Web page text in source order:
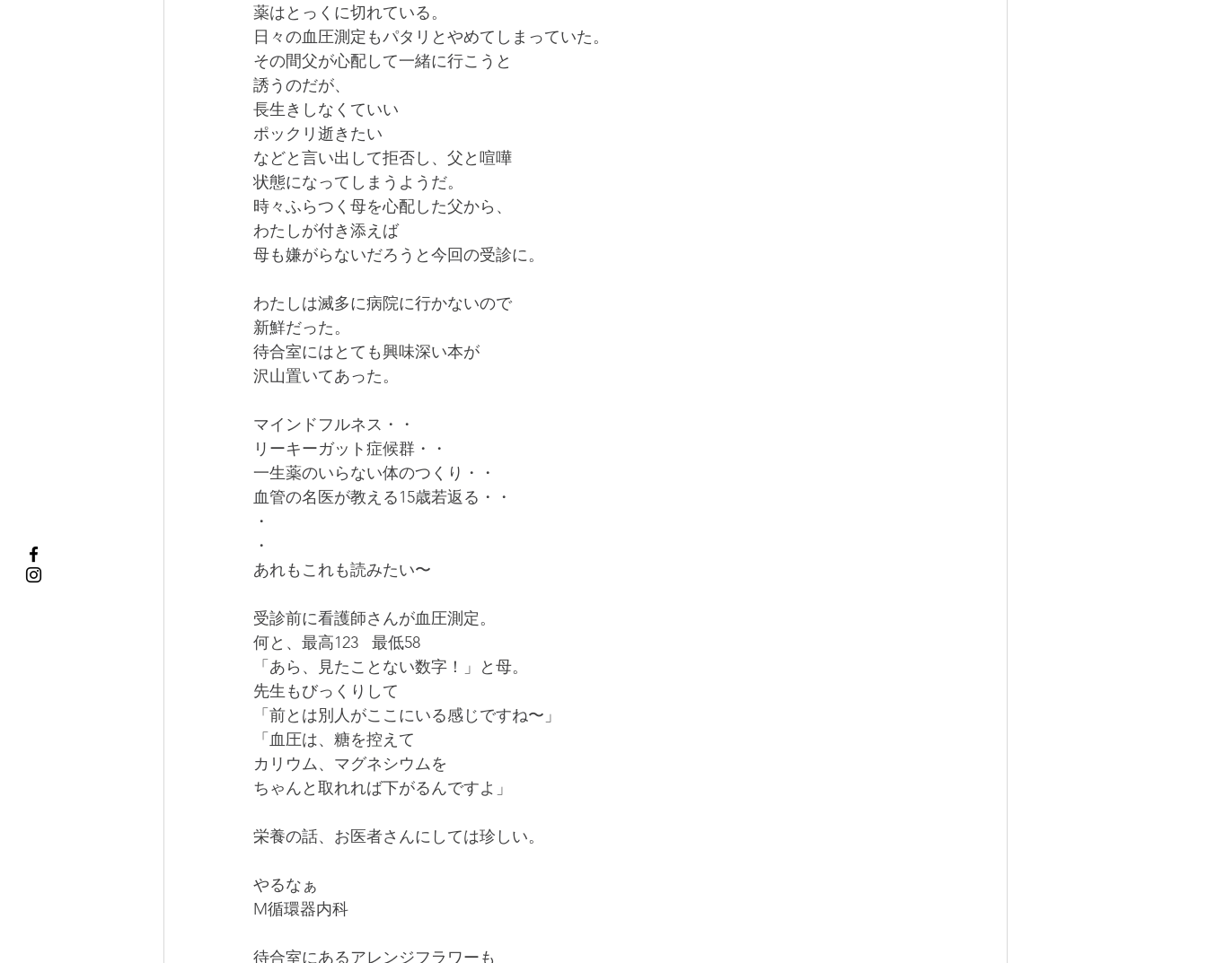
薬はとっくに切れている。
日々の血圧測定もパタリとやめてしまっていた。
その間父が心配して一緒に行こうと
誘うのだが、
長生きしなくていい
ポックリ逝きたい
などと言い出して拒否し、父と喧嘩
状態になってしまうようだ。
時々ふらつく母を心配した父から、
わたしが付き添えば
母も嫌がらないだろうと今回の受診に。
わたしは滅多に病院に行かないので
新鮮だった。
待合室にはとても興味深い本が
沢山置いてあった。
マインドフルネス・・
リーキーガット症候群・・
一生薬のいらない体のつくり・・
血管の名医が教える15歳若返る・・
・
・
あれもこれも読みたい〜
受診前に看護師さんが血圧測定。
何と、最高123   最低58
「あら、見たことない数字！」と母。
先生もびっくりして
「前とは別人がここにいる感じですね〜」
「血圧は、糖を控えて
カリウム、マグネシウムを
ちゃんと取れれば下がるんですよ」
栄養の話、お医者さんにしては珍しい。
やるなぁ
M循環器内科
待合室にあるアレンジフラワーも